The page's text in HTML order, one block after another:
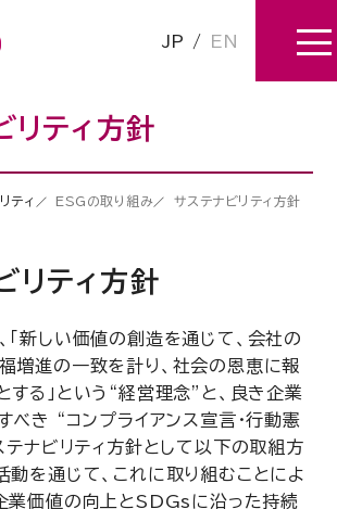
JP / EN
リティ方針
ティ ESGの取り組み サステナビリティ方針
リティ方針
「新しい価値の創造を通じて、会社の
増進の一致を計り、社会の恩恵に報
する」という“経営理念”と、良き企業
べき “コンプライアンス宣言・行動憲
テナビリティ方針として以下の取組方
動を通じて、これに取り組むことによ
業価値の向上とSDGsに沿った持続